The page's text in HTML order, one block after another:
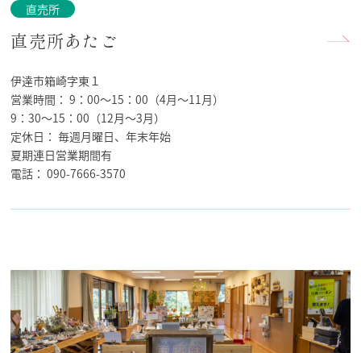
直売所
直売所あたご
伊達市箱崎字東１
営業時間：9：00～15：00（4月～11月）
9：30～15：00（12月～3月）
定休日：毎週月曜日、年末年始
夏期連日営業期間有
電話：090-7666-3570